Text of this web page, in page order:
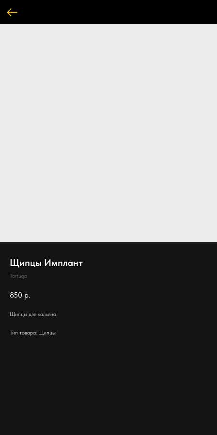
Щипцы Имплант
Tortuga
850 р.
Щипцы для кальяна.
Тип товара: Щипцы